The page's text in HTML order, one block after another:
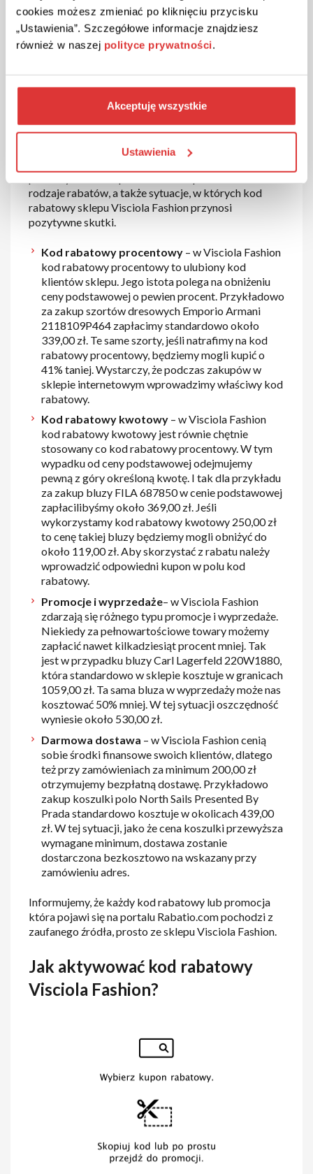
cookies możesz zmieniać po kliknięciu przycisku
„Ustawienia”. Szczegółowe informacje znajdziesz
również w naszej polityce prywatności.
Akceptuję wszystkie
Ustawienia
zarówno markową klasykę jak i stylizacje muśnięte
awangardą. W ofercie Visciola Fashion znajdziemy
między innymi szeroki wybór odzieży, dodatków i
Mottem przewodnim sklepu jest hasło wybieraj
rozsądnie, kupuj wygodnie, ubieraj się modnie. W tej
myśli zawarta jest strategia działania sklepu Visciola
także w sklepie Internetowym, dzięki czemu klient
oszczędza sporo cennego czasu. Visciola Fashion w
rodzaje rabatów, a także sytuacje, w których kod
rabatowy sklepu Visciola Fashion przynosi
pozytywne skutki.
Kod rabatowy procentowy – w Visciola Fashion
kod rabatowy procentowy to ulubiony kod
klientów sklepu. Jego istota polega na obniżeniu
ceny podstawowej o pewien procent. Przykładowo
za zakup szortów dresowych Emporio Armani
2118109P464 zapłacimy standardowo około
339,00 zł. Te same szorty, jeśli natrafimy na kod
rabatowy procentowy, będziemy mogli kupić o
41% taniej. Wystarczy, że podczas zakupów w
sklepie internetowym wprowadzimy właściwy kod
rabatowy.
Kod rabatowy kwotowy – w Visciola Fashion
kod rabatowy kwotowy jest równie chętnie
stosowany co kod rabatowy procentowy. W tym
wypadku od ceny podstawowej odejmujemy
pewną z góry określoną kwotę. I tak dla przykładu
za zakup bluzy FILA 687850 w cenie podstawowej
zapłacilibyśmy około 369,00 zł. Jeśli
wykorzystamy kod rabatowy kwotowy 250,00 zł
to cenę takiej bluzy będziemy mogli obniżyć do
około 119,00 zł. Aby skorzystać z rabatu należy
wprowadzić odpowiedni kupon w polu kod
rabatowy.
Promocje i wyprzedaże– w Visciola Fashion
zdarzają się różnego typu promocje i wyprzedaże.
Niekiedy za pełnowartościowe towary możemy
zapłacić nawet kilkadziesiąt procent mniej. Tak
jest w przypadku bluzy Carl Lagerfeld 220W1880,
która standardowo w sklepie kosztuje w granicach
1059,00 zł. Ta sama bluza w wyprzedaży może nas
kosztować 50% mniej. W tej sytuacji oszczędność
wyniesie około 530,00 zł.
Darmowa dostawa – w Visciola Fashion cenią
sobie środki finansowe swoich klientów, dlatego
też przy zamówieniach za minimum 200,00 zł
otrzymujemy bezpłatną dostawę. Przykładowo
zakup koszulki polo North Sails Presented By
Prada standardowo kosztuje w okolicach 439,00
zł. W tej sytuacji, jako że cena koszulki przewyższa
wymagane minimum, dostawa zostanie
dostarczona bezkosztowo na wskazany przy
zamówieniu adres.
Informujemy, że każdy kod rabatowy lub promocja
która pojawi się na portalu Rabatio.com pochodzi z
zaufanego źródła, prosto ze sklepu Visciola Fashion.
Jak aktywować kod rabatowy
Visciola Fashion?